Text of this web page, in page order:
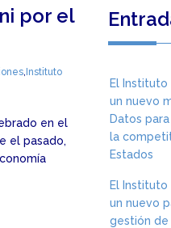
por el
, Instituto
en el
el pasado,
El Instituto
un nuevo
Datos
la
Estados
El Instituto
un nuevo
gestión de